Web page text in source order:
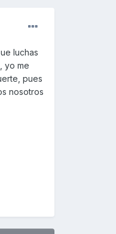
luchas
yo me
pues
nosotros